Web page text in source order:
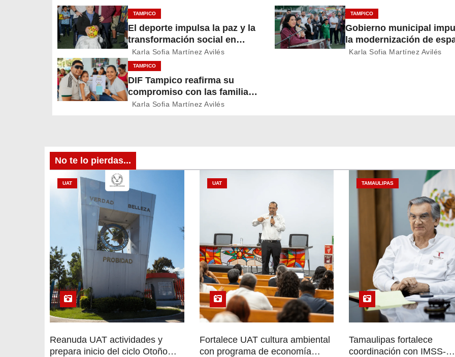
g
a
c
i
ó
e
e
r
a
d
a
TAMPICO
El deporte impulsa la paz y la
transformación social en
Tampico
Karla Sofia Martínez Avilés
TAMPICO
Gobierno municipal
la modernización de
deportivos en la ciudad
Karla Sofia Martínez Avilés
TAMPICO
DIF Tampico reafirma su
compromiso con las familias
en su día
Karla Sofia Martínez Avilés
No te lo pierdas...
UAT
Reanuda UAT actividades y
prepara inicio del ciclo Otoño
UAT
Fortalece UAT cultura ambiental
con programa de economía
TAMAULIPAS
Tamaulipas fortalece
coordinación con IMSS-